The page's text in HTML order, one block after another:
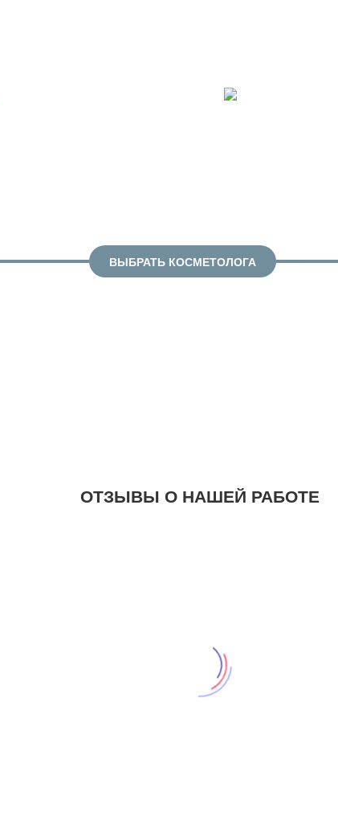
ВЫБРАТЬ КОСМЕТОЛОГА
ОТЗЫВЫ О НАШЕЙ РАБОТЕ